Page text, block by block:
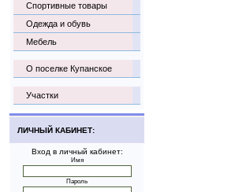
Спортивные товары
Одежда и обувь
Мебель
О поселке Купанское
Участки
ЛИЧНЫЙ КАБИНЕТ:
Вход в личный кабинет:
Имя
Пароль